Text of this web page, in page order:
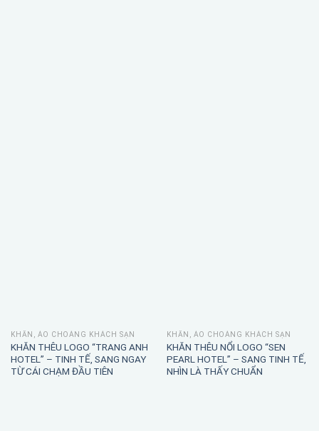
KHĂN, ÁO CHOÀNG KHÁCH SẠN
KHĂN THÊU LOGO “TRANG ANH
HOTEL” – TINH TẾ, SANG NGAY
TỪ CÁI CHẠM ĐẦU TIÊN
KHĂN, ÁO CHOÀNG KHÁCH SẠN
KHĂN THÊU NỔI LOGO “SEN
PEARL HOTEL” – SANG TINH TẾ,
NHÌN LÀ THẤY CHUẨN